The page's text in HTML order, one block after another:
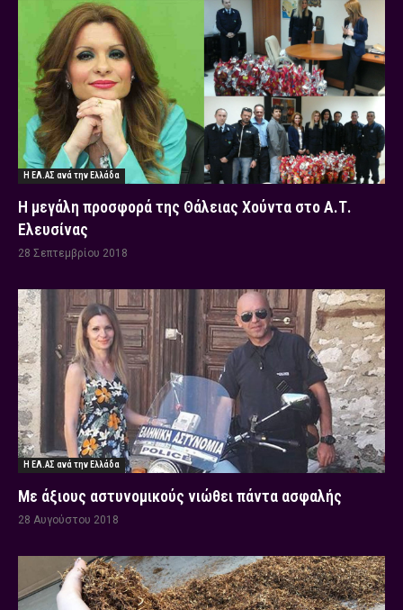
Η ΕΛ.ΑΣ ανά την Ελλάδα
Η μεγάλη προσφορά της Θάλειας Χούντα στο Α.Τ.
Ελευσίνας
28 Σεπτεμβρίου 2018
Η ΕΛ.ΑΣ ανά την Ελλάδα
Με άξιους αστυνομικούς νιώθει πάντα ασφαλής
28 Αυγούστου 2018